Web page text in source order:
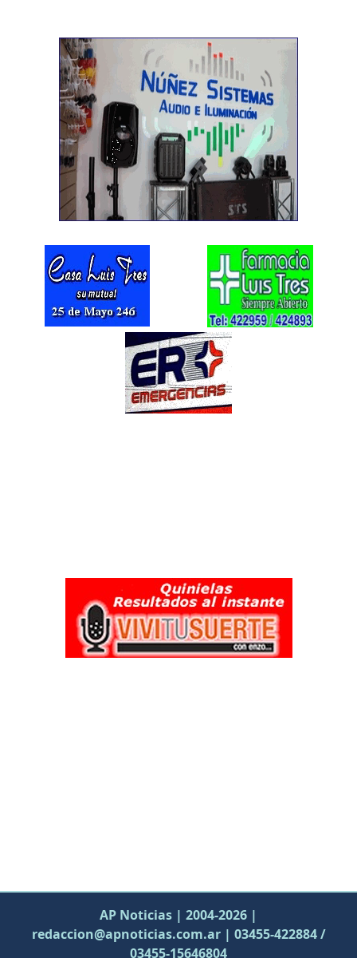
AP Noticias | 2004-2026 |
redaccion@apnoticias.com.ar | 03455-422884 /
03455-15646804